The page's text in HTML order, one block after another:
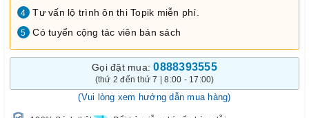
4 Tư vấn lộ trình ôn thi Topik miễn phí.
5 Có tuyển cộng tác viên bán sách
Gọi đặt mua:0888393555
(thứ 2 đến thứ 7 | 8:00 - 17:00)
(Vui lòng xem hướng dẫn mua hàng)